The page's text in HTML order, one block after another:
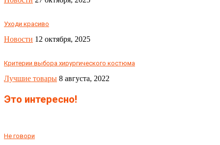
Уходи красиво
Новости 12 октября, 2025
Критерии выбора хирургического костюма
Лучшие товары 8 августа, 2022
Это интересно!
Не говори